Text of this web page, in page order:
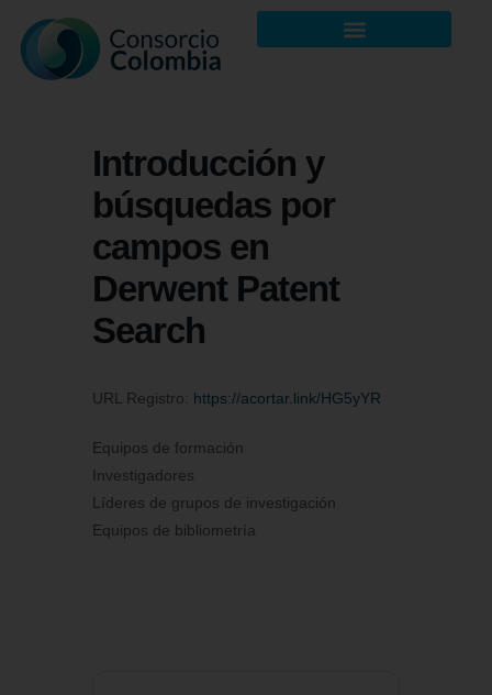
Introducción y
búsquedas por
campos en
Derwent Patent
Search
URL Registro: https://acortar.link/HG5yYR
Equipos de formación
Investigadores
Líderes de grupos de investigación
Equipos de bibliometría